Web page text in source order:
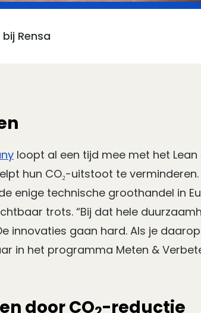
Rensa
loopt al een tijd mee met het
hun CO₂-uitstoot te
enige technische groothandel in
trots. “Bij dat hele
innovaties gaan hard. Als je
in het programma Meten &
door CO -reductie